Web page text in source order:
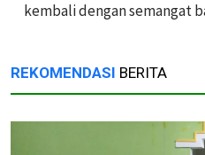
kembali dengan semangat
REKOMENDASI BERITA